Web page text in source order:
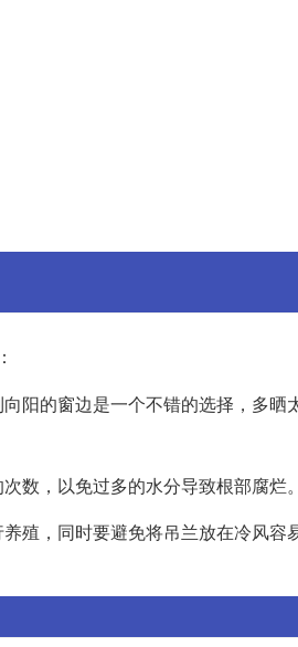
阳的窗边是一个不错的选择，多晒
数，以免过多的水分导致根部腐烂。
殖，同时要避免将吊兰放在冷风容